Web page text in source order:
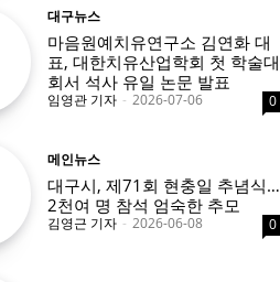
대구뉴스
마음원예치유연구소 김연화 대
표, 대한치유산업학회 첫 학술대
회서 석사 유일 논문 발표
임영관 기자 - 2026-07-06 0
메인뉴스
대구시, 제71회 현충일 추념식…
2천여 명 참석 엄숙한 추모
김영근 기자 - 2026-06-08 0